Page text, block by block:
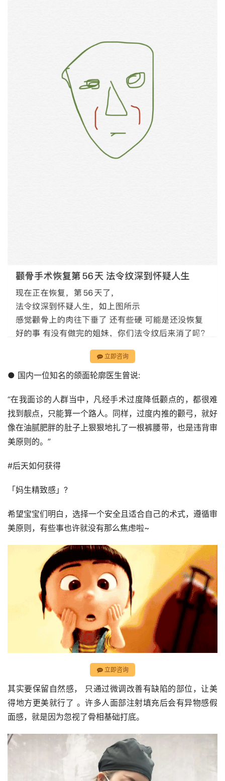
立即咨询
● 国内一位知名的颌面轮廓医生曾说:
“在我面诊的人群当中，凡经手术过度降低颧点的，都很难
找到靓点，只能算一个路人。同样，过度内推的颧弓，就好
像在油腻肥胖的肚子上狠狠地扎了一根裤腰带，也是违背审
美原则的。”
#后天如何获得
「妈生精致感」?
希望宝宝们明白，选择一个安全且适合自己的术式，遵循审
美原则，有些事也许就没有那么焦虑啦~
立即咨询
其实要保留自然感， 只通过微调改善有缺陷的部位，让美
得地方更美就行了 。许多人面部注射填充后会有异物感假
面感，就是因为忽视了骨相基础打底。